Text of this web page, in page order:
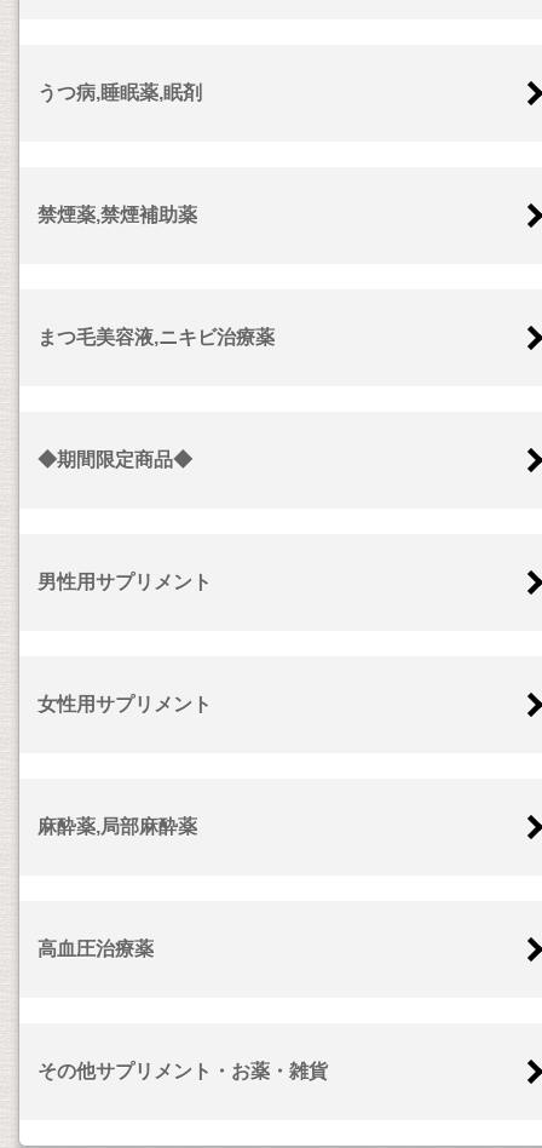
うつ病,睡眠薬,眠剤
禁煙薬,禁煙補助薬
まつ毛美容液,ニキビ治療薬
◆期間限定商品◆
男性用サプリメント
女性用サプリメント
麻酔薬,局部麻酔薬
高血圧治療薬
その他サプリメント・お薬・雑貨